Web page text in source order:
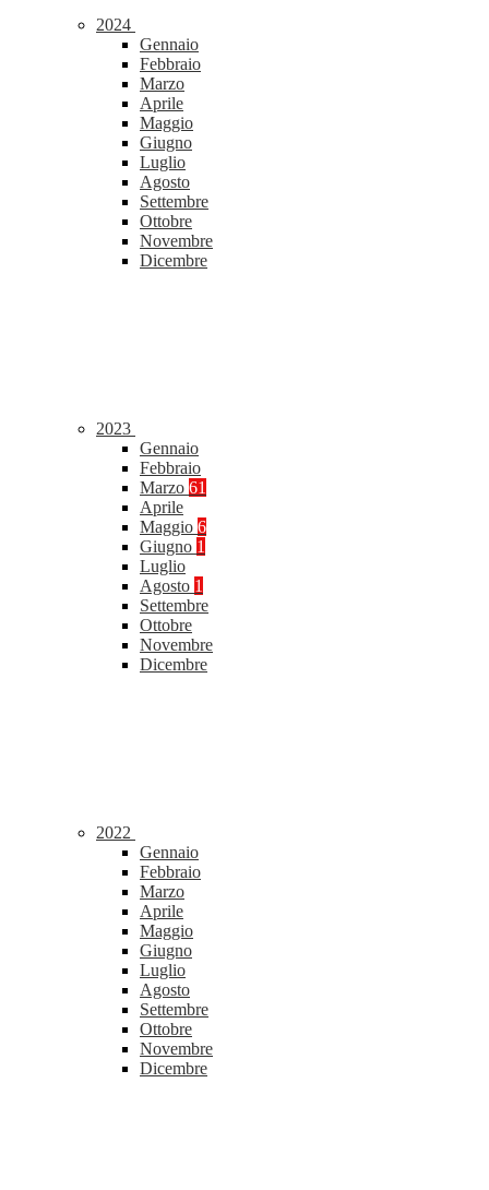
2024
Gennaio
Febbraio
Marzo
Aprile
Maggio
Giugno
Luglio
Agosto
Settembre
Ottobre
Novembre
Dicembre
2023
Gennaio
Febbraio
Marzo 61
Aprile
Maggio 6
Giugno 1
Luglio
Agosto 1
Settembre
Ottobre
Novembre
Dicembre
2022
Gennaio
Febbraio
Marzo
Aprile
Maggio
Giugno
Luglio
Agosto
Settembre
Ottobre
Novembre
Dicembre